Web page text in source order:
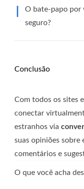
O bate-papo por
seguro?
Conclusão
Com todos os sites
conectar
estranhos via
suas opiniões sobre
comentários e
O que você acha